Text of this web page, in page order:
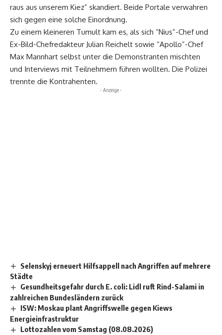
raus aus unserem Kiez” skandiert. Beide Portale verwahren
sich gegen eine solche Einordnung.
Zu einem kleineren Tumult kam es, als sich “Nius”-Chef und
Ex-Bild-Chefredakteur Julian Reichelt sowie “Apollo”-Chef
Max Mannhart selbst unter die Demonstranten mischten
und Interviews mit Teilnehmern führen wollten. Die Polizei
trennte die Kontrahenten.
- Anzeige -
Selenskyj erneuert Hilfsappell nach Angriffen auf mehrere
Städte
Gesundheitsgefahr durch E. coli: Lidl ruft Rind-Salami in
zahlreichen Bundesländern zurück
ISW: Moskau plant Angriffswelle gegen Kiews
Energieinfrastruktur
Lottozahlen vom Samstag (08.08.2026)